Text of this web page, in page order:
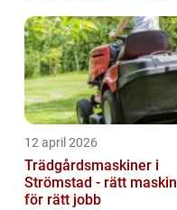
12 april 2026
Trädgårdsmaskiner i
Strömstad - rätt maskin
för rätt jobb